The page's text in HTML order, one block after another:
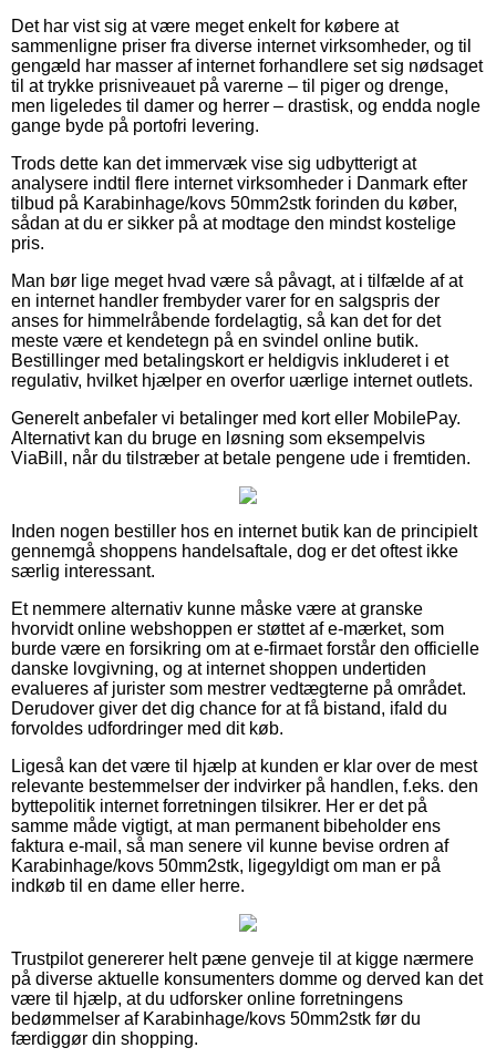
Det har vist sig at være meget enkelt for købere at
sammenligne priser fra diverse internet virksomheder, og til
gengæld har masser af internet forhandlere set sig nødsaget
til at trykke prisniveauet på varerne – til piger og drenge,
men ligeledes til damer og herrer – drastisk, og endda nogle
gange byde på portofri levering.
Trods dette kan det immervæk vise sig udbytterigt at
analysere indtil flere internet virksomheder i Danmark efter
tilbud på Karabinhage/kovs 50mm2stk forinden du køber,
sådan at du er sikker på at modtage den mindst kostelige
pris.
Man bør lige meget hvad være så påvagt, at i tilfælde af at
en internet handler frembyder varer for en salgspris der
anses for himmelråbende fordelagtig, så kan det for det
meste være et kendetegn på en svindel online butik.
Bestillinger med betalingskort er heldigvis inkluderet i et
regulativ, hvilket hjælper en overfor uærlige internet outlets.
Generelt anbefaler vi betalinger med kort eller MobilePay.
Alternativt kan du bruge en løsning som eksempelvis
ViaBill, når du tilstræber at betale pengene ude i fremtiden.
Inden nogen bestiller hos en internet butik kan de principielt
gennemgå shoppens handelsaftale, dog er det oftest ikke
særlig interessant.
Et nemmere alternativ kunne måske være at granske
hvorvidt online webshoppen er støttet af e-mærket, som
burde være en forsikring om at e-firmaet forstår den officielle
danske lovgivning, og at internet shoppen undertiden
evalueres af jurister som mestrer vedtægterne på området.
Derudover giver det dig chance for at få bistand, ifald du
forvoldes udfordringer med dit køb.
Ligeså kan det være til hjælp at kunden er klar over de mest
relevante bestemmelser der indvirker på handlen, f.eks. den
byttepolitik internet forretningen tilsikrer. Her er det på
samme måde vigtigt, at man permanent bibeholder ens
faktura e-mail, så man senere vil kunne bevise ordren af
Karabinhage/kovs 50mm2stk, ligegyldigt om man er på
indkøb til en dame eller herre.
Trustpilot genererer helt pæne genveje til at kigge nærmere
på diverse aktuelle konsumenters domme og derved kan det
være til hjælp, at du udforsker online forretningens
bedømmelser af Karabinhage/kovs 50mm2stk før du
færdiggør din shopping.